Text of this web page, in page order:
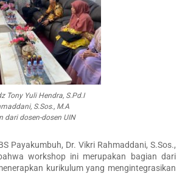
Tony Yuli Hendra, S.Pd.I
S.Sos., M.A
dari dosen-dosen UIN
Payakumbuh, Dr. Vikri Rahmaddani, S.Sos.,
workshop ini merupakan bagian dari
kurikulum yang mengintegrasikan